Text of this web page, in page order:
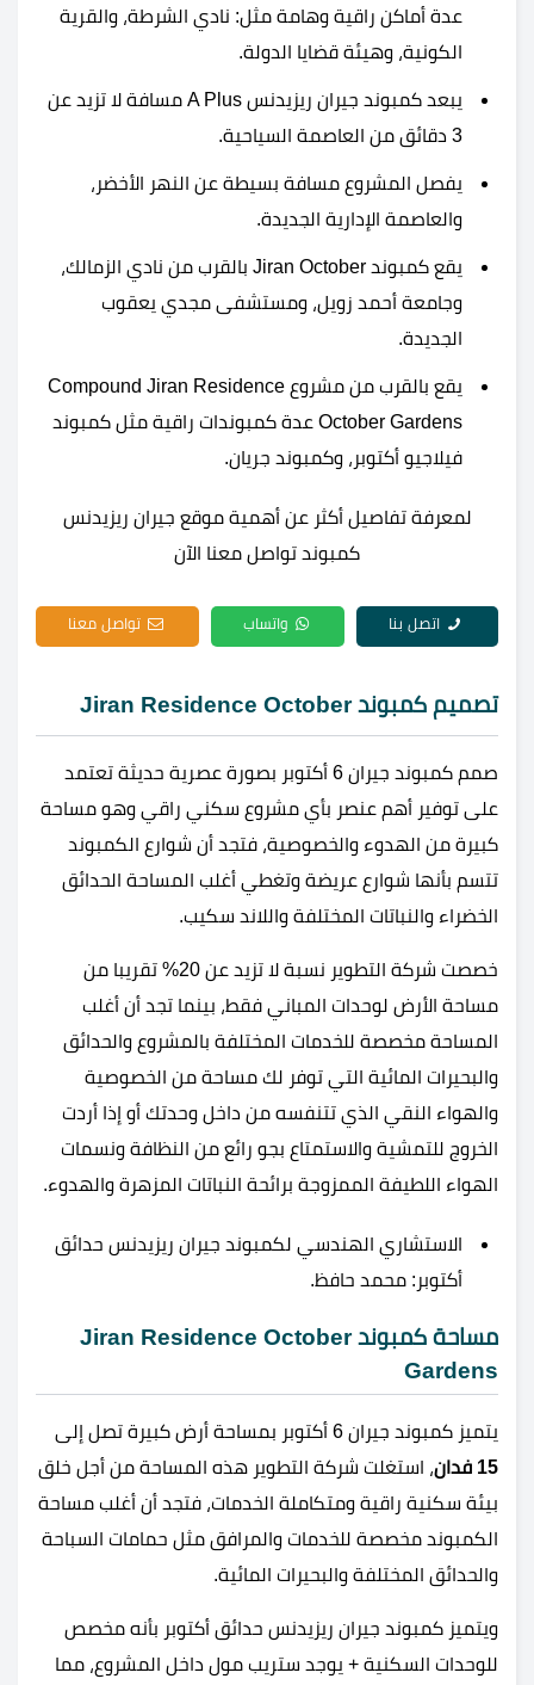
عدة أماكن راقية وهامة مثل: نادي الشرطة، والقرية
الكونية، وهيئة قضايا الدولة.
يبعد كمبوند جيران ريزيدنس A Plus مسافة لا تزيد عن
3 دقائق من العاصمة السياحية.
يفصل المشروع مسافة بسيطة عن النهر الأخضر،
والعاصمة الإدارية الجديدة.
يقع كمبوند Jiran October بالقرب من نادي الزمالك،
وجامعة أحمد زويل، ومستشفى مجدي يعقوب
الجديدة.
يقع بالقرب من مشروع Compound Jiran Residence
October Gardens عدة كمبوندات راقية مثل كمبوند
فيلاجيو أكتوبر، وكمبوند جريان.
لمعرفة تفاصيل أكثر عن أهمية موقع جيران ريزيدنس
كمبوند تواصل معنا الآن
اتصل بنا واتساب تواصل معنا
تصميم كمبوند Jiran Residence October
صمم كمبوند جيران 6 أكتوبر بصورة عصرية حديثة تعتمد
على توفير أهم عنصر بأي مشروع سكني راقي وهو مساحة
كبيرة من الهدوء والخصوصية، فتجد أن شوارع الكمبوند
تتسم بأنها شوارع عريضة وتغطي أغلب المساحة الحدائق
الخضراء والنباتات المختلفة واللاند سكيب.
خصصت شركة التطوير نسبة لا تزيد عن 20% تقريبا من
مساحة الأرض لوحدات المباني فقط، بينما تجد أن أغلب
المساحة مخصصة للخدمات المختلفة بالمشروع والحدائق
والبحيرات المائية التي توفر لك مساحة من الخصوصية
والهواء النقي الذي تتنفسه من داخل وحدتك أو إذا أردت
الخروج للتمشية والاستمتاع بجو رائع من النظافة ونسمات
الهواء اللطيفة الممزوجة برائحة النباتات المزهرة والهدوء.
الاستشاري الهندسي لكمبوند جيران ريزيدنس حدائق
أكتوبر: محمد حافظ.
مساحة كمبوند Jiran Residence October
Gardens
يتميز كمبوند جيران 6 أكتوبر بمساحة أرض كبيرة تصل إلى
15 فدان
، استغلت شركة التطوير هذه المساحة من أجل خلق
بيئة سكنية راقية ومتكاملة الخدمات، فتجد أن أغلب مساحة
الكمبوند مخصصة للخدمات والمرافق مثل حمامات السباحة
والحدائق المختلفة والبحيرات المائية.
ويتميز كمبوند جيران ريزيدنس حدائق أكتوبر بأنه مخصص
للوحدات السكنية + يوجد ستريب مول داخل المشروع، مما